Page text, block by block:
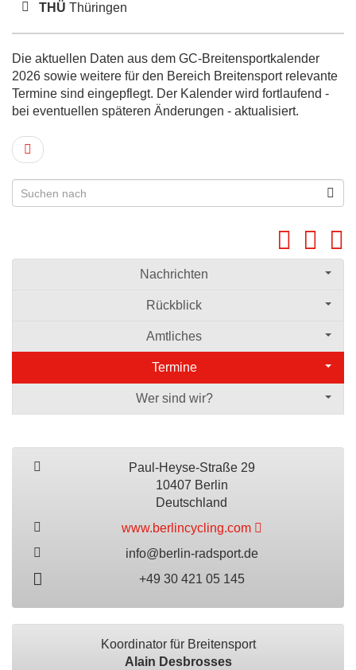
THÜ Thüringen
Die aktuellen Daten aus dem GC-Breitensportkalender
2026 sowie weitere für den Bereich Breitensport relevante
Termine sind eingepflegt. Der Kalender wird fortlaufend -
bei eventuellen späteren Änderungen - aktualisiert.
Nachrichten
Rückblick
Amtliches
Termine
Wer sind wir?
Paul-Heyse-Straße 29
10407 Berlin
Deutschland
www.berlincycling.com
info@berlin-radsport.de
+49 30 421 05 145
Koordinator für Breitensport
Alain Desbrosses